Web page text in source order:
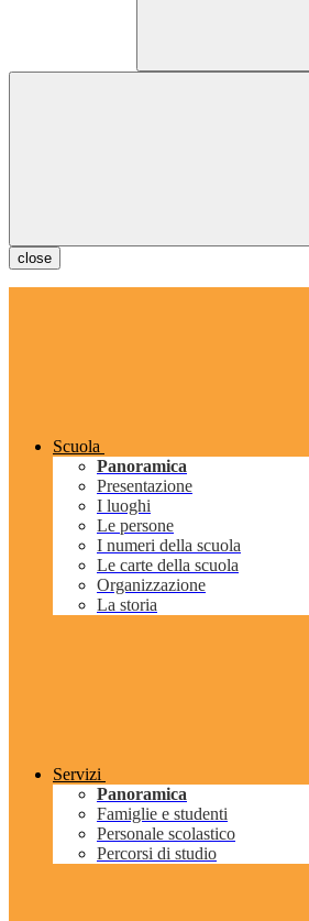
close
Scuola
Panoramica
Presentazione
I luoghi
Le persone
I numeri della scuola
Le carte della scuola
Organizzazione
La storia
Servizi
Panoramica
Famiglie e studenti
Personale scolastico
Percorsi di studio